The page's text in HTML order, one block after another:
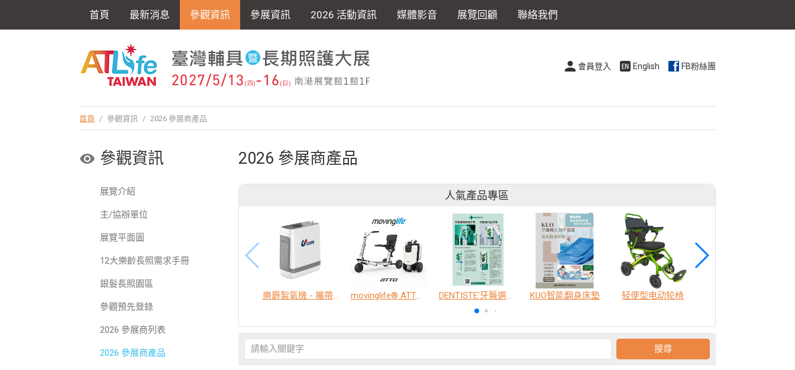
首頁 最新消息 參觀資訊 參展資訊 2026 活動資訊 媒體影音 展覽回顧 聯絡我們
會員登入 English FB粉絲團
首頁 / 參觀資訊 / 2026 參展商產品
參觀資訊
展覽介紹
主/協辦單位
展覽平面圖
12大樂齡長照需求手冊
銀髮長照園區
參觀預先登錄
2026 參展商列表
2026 參展商產品
2026 參展商產品
人氣產品專區
樂爵製氧機 - 攜帶型 movinglife® ATTO新世代電動代步車 經典款 DENTISTE'牙醫選極敏感牙膏、抗蛀牙膏 KUO智能翻身床墊 轻便型电动轮椅